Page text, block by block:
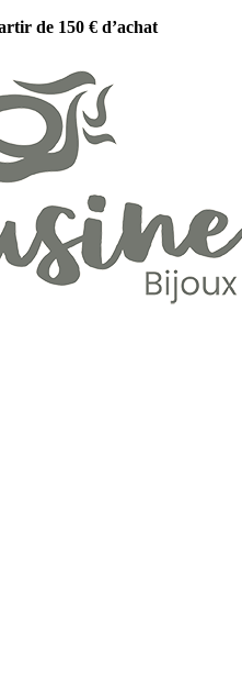
de 150 € d’achat